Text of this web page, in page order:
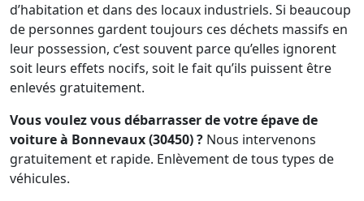
d’habitation et dans des locaux industriels. Si beaucoup
de personnes gardent toujours ces déchets massifs en
leur possession, c’est souvent parce qu’elles ignorent
soit leurs effets nocifs, soit le fait qu’ils puissent être
enlevés gratuitement.
Vous voulez vous débarrasser de votre épave de
voiture à Bonnevaux (30450) ? Nous intervenons
gratuitement et rapide. Enlèvement de tous types de
véhicules.